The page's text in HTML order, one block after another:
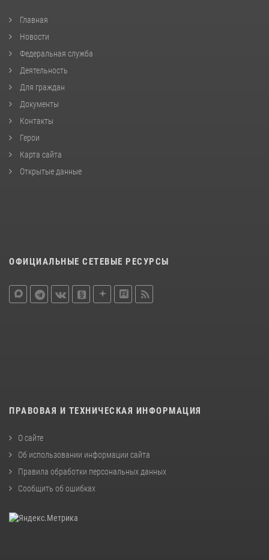
Главная
Новости
Федеральная служба
Деятельность
Для граждан
Документы
Контакты
Герои
Карта сайта
Открытые данные
ОФИЦИАЛЬНЫЕ СЕТЕВЫЕ РЕСУРСЫ
ПРАВОВАЯ И ТЕХНИЧЕСКАЯ ИНФОРМАЦИЯ
О сайте
Об использовании информации сайта
Правила обработки персональных данных
Сообщить об ошибках